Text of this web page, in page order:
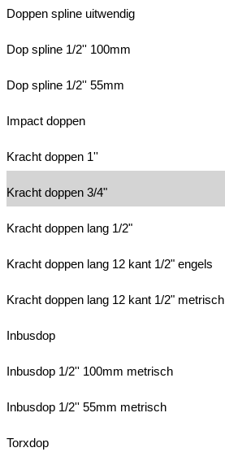
Doppen spline uitwendig
Dop spline 1/2'' 100mm
Dop spline 1/2'' 55mm
Impact doppen
Kracht doppen 1''
Kracht doppen 3/4"
Kracht doppen lang 1/2"
Kracht doppen lang 12 kant 1/2" engels
Kracht doppen lang 12 kant 1/2" metrisch
Inbusdop
Inbusdop 1/2'' 100mm metrisch
Inbusdop 1/2'' 55mm metrisch
Torxdop